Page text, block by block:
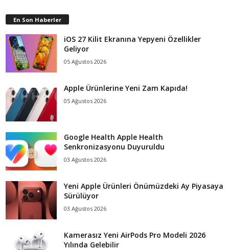
En Son Haberler
iOS 27 Kilit Ekranına Yepyeni Özellikler
Geliyor
05 Ağustos 2026
Apple Ürünlerine Yeni Zam Kapıda!
05 Ağustos 2026
Google Health Apple Health
Senkronizasyonu Duyuruldu
03 Ağustos 2026
Yeni Apple Ürünleri Önümüzdeki Ay Piyasaya
Sürülüyor
03 Ağustos 2026
Kamerasız Yeni AirPods Pro Modeli 2026
Yılında Gelebilir